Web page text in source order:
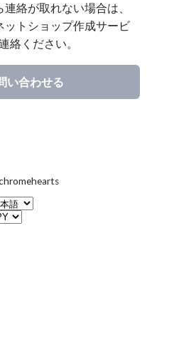
絡が取れない場合は、
ットショップ作成サービ
絡ください。
い合わせる